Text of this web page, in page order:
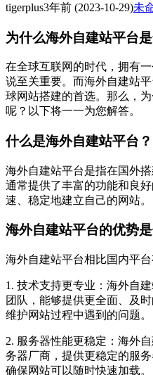
tigerplus3年前 (2023-10-29)未
为什么海外自建站平台
在全球互联网的时代，拥有
说至关重要。而海外自建站
球网站搭建的首选。那么，
呢？以下将一一为您解答。
什么是海外自建站平台？
海外自建站平台是指在国外
通常提供了丰富的功能和良
速、稳定地建立自己的网站。
海外自建站平台的优势
海外自建站平台相比国内平台
1. 技术支持更专业：海外自
团队，能够提供更全面、及
维护网站过程中遇到的问题。
2. 服务器性能更稳定：海外
务器厂商，提供更稳定的服
确保网站可以随时快速加载。